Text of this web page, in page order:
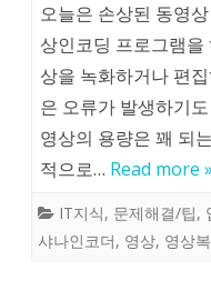
오늘은 손상된 동영
상인코딩 프로그램
상을 녹화하거나 편
은 오류가 발생하기
영상의 용량은 꽤 되
적으로… Read more »
IT지식, 문제해결/팁,
샤나인코더, 영상, 영상